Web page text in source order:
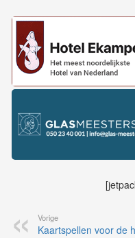
Vorige
Kaartspellen voor de